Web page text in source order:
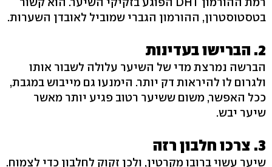
בטסטוסטרון, ההורמון הגברי שמוביל לאובדן השערות.
2. הברישו בעדינות
הברשה נמרצת מדי של השיער עלולה לשבור אותו
ולגרום לו להיראות דק יותר. הימנעו גם מייבוש במגבת,
ככל האפשר, משום ששיער רטוב פגיע יותר מאשר
שיער יבש.
3. צרכו חלבון רזה
שיער עשוי ברובו מקרטין, ולכן זקוק לחלבון כדי לצמוח.